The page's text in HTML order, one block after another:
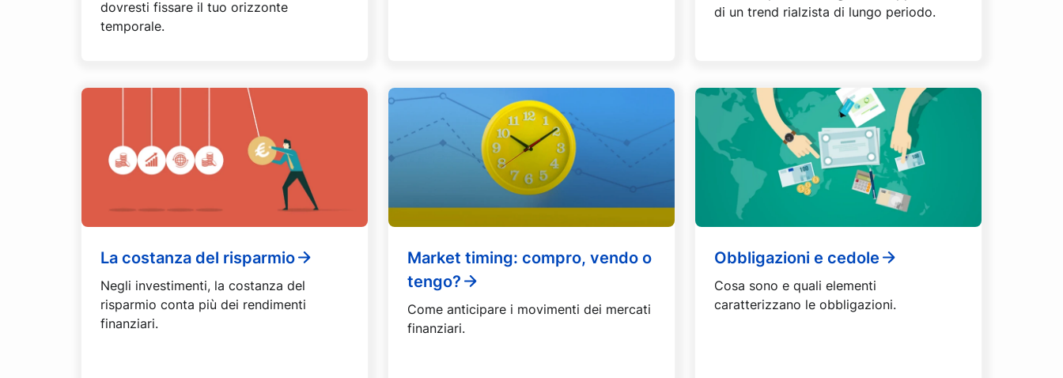
dovresti fissare il tuo orizzonte
temporale.
di un trend rialzista di lungo periodo.
La costanza del risparmio
Negli investimenti, la costanza del
risparmio conta più dei rendimenti
finanziari.
Market timing: compro, vendo o
tengo?
Come anticipare i movimenti dei mercati
finanziari.
Obbligazioni e cedole
Cosa sono e quali elementi
caratterizzano le obbligazioni.